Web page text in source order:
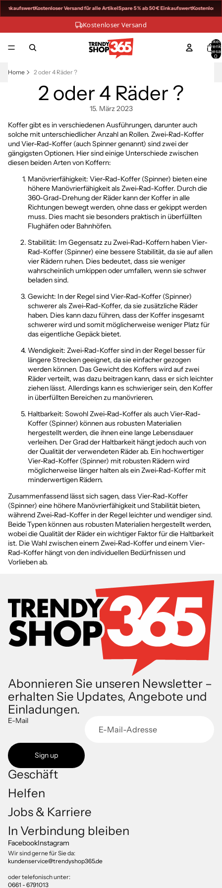
EinkaufswertKostenloser Versand für alle ArtikelSpare 5 % ab 50 € EinkaufswertKostenloser
Kostenloser Versand
Artikel
0
Home 2 oder 4 Räder ?
2 oder 4 Räder ?
15. März 2023
Koffergibt es in verschiedenen Ausführungen, darunter auch
solche mit unterschiedlicher Anzahl an Rollen. Zwei-Rad-Koffer
und Vier-Rad-Koffer (auch Spinner genannt) sind zwei der
gängigsten Optionen. Hier sind einige Unterschiede zwischen
diesen beiden Arten von Koffern:
Manövrierfähigkeit: Vier-Rad-Koffer (Spinner) bieten eine
höhere Manövrierfähigkeit als Zwei-Rad-Koffer. Durch die
360-Grad-Drehung der Räder kann der Koffer in alle
Richtungen bewegt werden, ohne dass er gekippt werden
muss. Dies macht sie besonders praktisch in überfüllten
Flughäfen oder Bahnhöfen.
Stabilität: Im Gegensatz zu Zwei-Rad-Koffern haben Vier-
Rad-Koffer (Spinner) eine bessere Stabilität, da sie auf allen
vier Rädern ruhen. Dies bedeutet, dass sie weniger
wahrscheinlich umkippen oder umfallen, wenn sie schwer
beladen sind.
Gewicht: In der Regel sind Vier-Rad-Koffer (Spinner)
schwerer als Zwei-Rad-Koffer, da sie zusätzliche Räder
haben. Dies kann dazu führen, dass der Koffer insgesamt
schwerer wird und somit möglicherweise weniger Platz für
das eigentliche Gepäck bietet.
Wendigkeit: Zwei-Rad-Koffer sind in der Regel besser für
längere Strecken geeignet, da sie einfacher gezogen
werden können. Das Gewicht des Koffers wird auf zwei
Räder verteilt, was dazu beitragen kann, dass er sich leichter
ziehen lässt. Allerdings kann es schwieriger sein, den Koffer
in überfüllten Bereichen zu manövrieren.
Haltbarkeit: Sowohl Zwei-Rad-Koffer als auch Vier-Rad-
Koffer (Spinner) können aus robusten Materialien
hergestellt werden, die ihnen eine lange Lebensdauer
verleihen. Der Grad der Haltbarkeit hängt jedoch auch von
der Qualität der verwendeten Räder ab. Ein hochwertiger
Vier-Rad-Koffer (Spinner) mit robusten Rädern wird
möglicherweise länger halten als ein Zwei-Rad-Koffer mit
minderwertigen Rädern.
Zusammenfassend lässt sich sagen, dass Vier-Rad-Koffer
(Spinner) eine höhere Manövrierfähigkeit und Stabilität bieten,
während Zwei-Rad-Koffer in der Regel leichter und wendiger sind.
Beide Typen können aus robusten Materialien hergestellt werden,
wobei die Qualität der Räder ein wichtiger Faktor für die Haltbarkeit
ist. Die Wahl zwischen einem Zwei-Rad-Koffer und einem Vier-
Rad-Koffer hängt von den individuellen Bedürfnissen und
Vorlieben ab.
Abonnieren Sie unseren Newsletter –
erhalten Sie Updates, Angebote und
Einladungen.
E-Mail
Sign up
Geschäft
Helfen
Jobs & Karriere
In Verbindung bleiben
FacebookInstagram
Wir sind gerne für Sie da:
kundenservice@trendyshop365.de
oder telefonisch unter:
0661 - 6791013
Impressum
Versand
AGB
Kontaktinformationen